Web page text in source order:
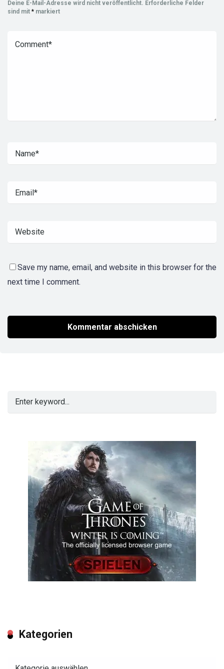
Deine E-Mail-Adresse wird nicht veröffentlicht. Erforderliche Felder
sind mit * markiert
Save my name, email, and website in this browser for the
next time I comment.
Kategorien